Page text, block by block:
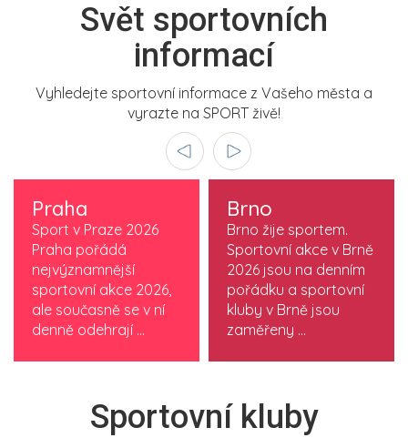
Svět sportovních
informací
Vyhledejte sportovní informace z Vašeho města a
vyrazte na SPORT živě!
Praha
Sport v Praze 2026
Praha pořádá
nejvýznamnější
sportovní akce 2026,
ale současně se v ní
denně odehrají ...
Brno
Brno žije sportem.
Sportovní akce v Brně
2026 jsou na denním
pořádku a sportovní
kluby v Brně jsou
zaměřeny ...
Sportovní kluby